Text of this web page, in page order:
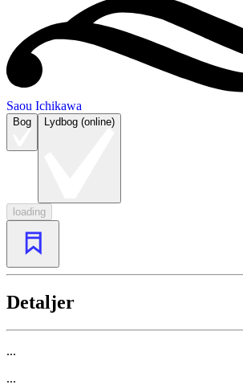
Saou Ichikawa
Bog Lydbog (online)
loading
Detaljer
...
...